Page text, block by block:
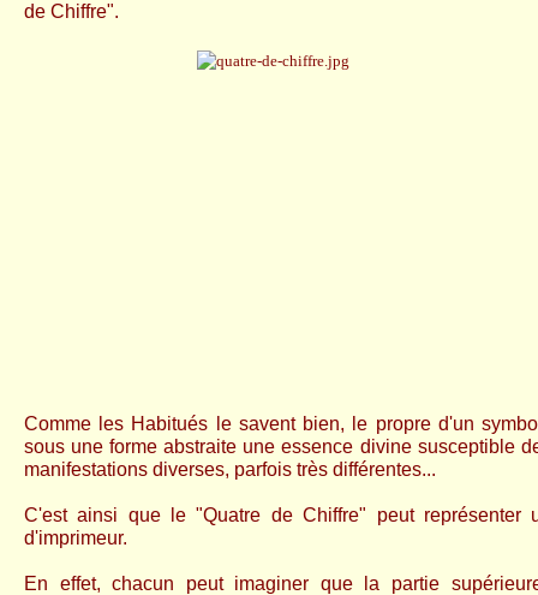
de Chiffre".
Comme les Habitués le savent bien, le propre d'un
sous une forme abstraite une essence divine susceptible
manifestations diverses, parfois très différentes...
C'est ainsi que le "Quatre de Chiffre" peut représenter
d'imprimeur.
En effet, chacun peut imaginer que la partie